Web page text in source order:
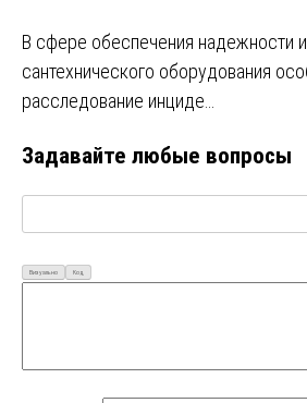
В сфере обеспечения надежности
сантехнического оборудования
расследование инциде…
Задавайте любые вопросы
Визуально Код